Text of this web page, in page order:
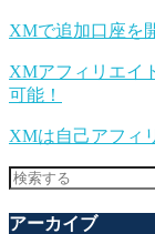
XMで追加口座を
XMアフィリエイ
可能！
XMは自己アフィ
アーカイブ